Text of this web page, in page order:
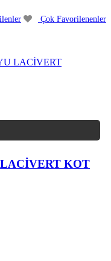
Çok Favorilenenler
KOT